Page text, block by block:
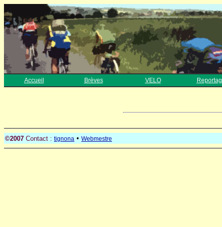
Accueil Brèves VELO
©2007 Contact : tignona • Webmestre